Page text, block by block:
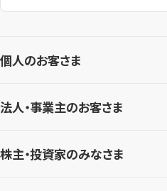
個人のお客さま
法人・事業主のお客さま
株主・投資家のみなさま